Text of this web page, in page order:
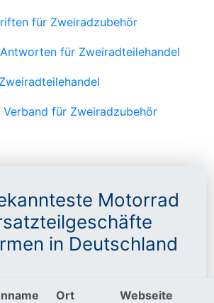
für Zweiradzubehör
für Zweiradteilehandel
Verband für Zweiradzubehör
Motorrad
in Deutschland
Ort Webseite